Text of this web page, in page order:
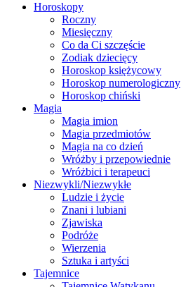
Horoskopy
Roczny
Miesięczny
Co da Ci szczęście
Zodiak dziecięcy
Horoskop księżycowy
Horoskop numerologiczny
Horoskop chiński
Magia
Magia imion
Magia przedmiotów
Magia na co dzień
Wróżby i przepowiednie
Wróżbici i terapeuci
Niezwykli/Niezwykłe
Ludzie i życie
Znani i lubiani
Zjawiska
Podróże
Wierzenia
Sztuka i artyści
Tajemnice